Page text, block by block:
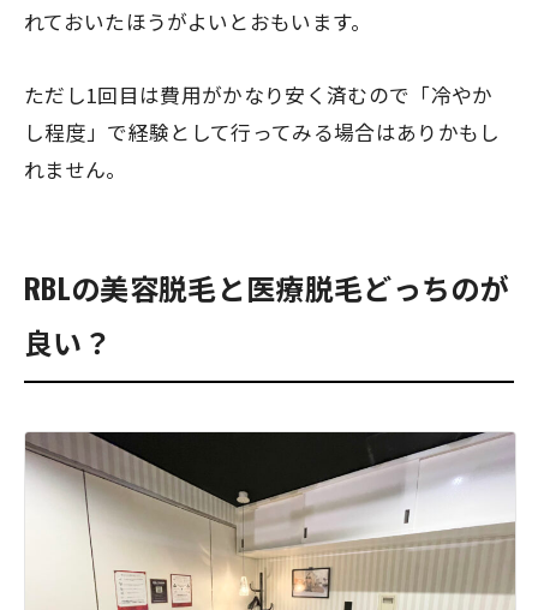
れておいたほうがよいとおもいます。
ただし1回目は費用がかなり安く済むので「冷やか
し程度」で経験として行ってみる場合はありかもし
れません。
RBLの美容脱毛と医療脱毛どっちのが
良い？